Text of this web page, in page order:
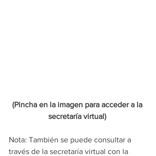
(Pincha en la imagen para acceder a la
secretaría virtual)
Nota: También se puede consultar a
través de la secretaría virtual con la